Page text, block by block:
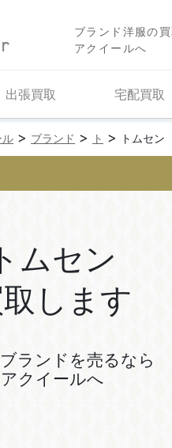
ブランド洋服の
アクイールへ
出張買取 宅配買取
ル > ブランド > ト > トムセン
ムセン
します
ランドを売るなら
アクイールへ